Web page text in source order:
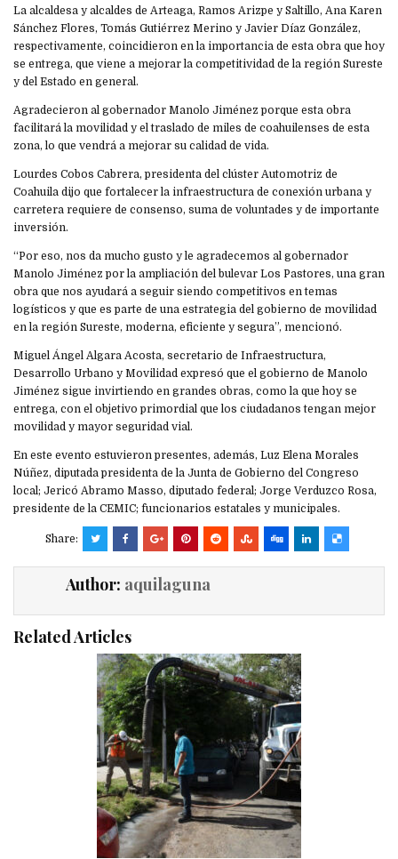
La alcaldesa y alcaldes de Arteaga, Ramos Arizpe y Saltillo, Ana Karen
Sánchez Flores, Tomás Gutiérrez Merino y Javier Díaz González,
respectivamente, coincidieron en la importancia de esta obra que hoy
se entrega, que viene a mejorar la competitividad de la región Sureste
y del Estado en general.
Agradecieron al gobernador Manolo Jiménez porque esta obra
facilitará la movilidad y el traslado de miles de coahuilenses de esta
zona, lo que vendrá a mejorar su calidad de vida.
Lourdes Cobos Cabrera, presidenta del clúster Automotriz de
Coahuila dijo que fortalecer la infraestructura de conexión urbana y
carretera requiere de consenso, suma de voluntades y de importante
inversión.
“Por eso, nos da mucho gusto y le agradecemos al gobernador
Manolo Jiménez por la ampliación del bulevar Los Pastores, una gran
obra que nos ayudará a seguir siendo competitivos en temas
logísticos y que es parte de una estrategia del gobierno de movilidad
en la región Sureste, moderna, eficiente y segura”, mencionó.
Miguel Ángel Algara Acosta, secretario de Infraestructura,
Desarrollo Urbano y Movilidad expresó que el gobierno de Manolo
Jiménez sigue invirtiendo en grandes obras, como la que hoy se
entrega, con el objetivo primordial que los ciudadanos tengan mejor
movilidad y mayor seguridad vial.
En este evento estuvieron presentes, además, Luz Elena Morales
Núñez, diputada presidenta de la Junta de Gobierno del Congreso
local; Jericó Abramo Masso, diputado federal; Jorge Verduzco Rosa,
presidente de la CEMIC; funcionarios estatales y municipales.
Share:
Author: aquilaguna
Related Articles